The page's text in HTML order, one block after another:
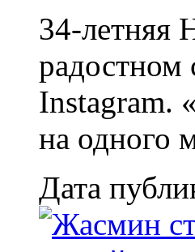
34-летняя
радостном
Instagram.
на одного
Дата